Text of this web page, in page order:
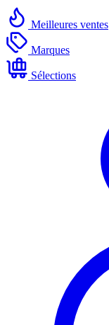
Meilleures ventes
Marques
Sélections